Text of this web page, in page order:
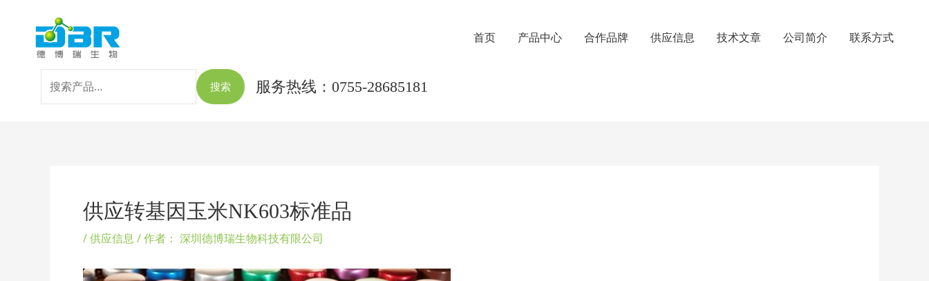
首页 产品中心 合作品牌 供应信息 技术文章 公司简介 联系方式
索：
搜索 服务热线：0755-28685181
供应转基因玉米NK603标准品
/供应信息 / 作者： 深圳德博瑞生物科技有限公司